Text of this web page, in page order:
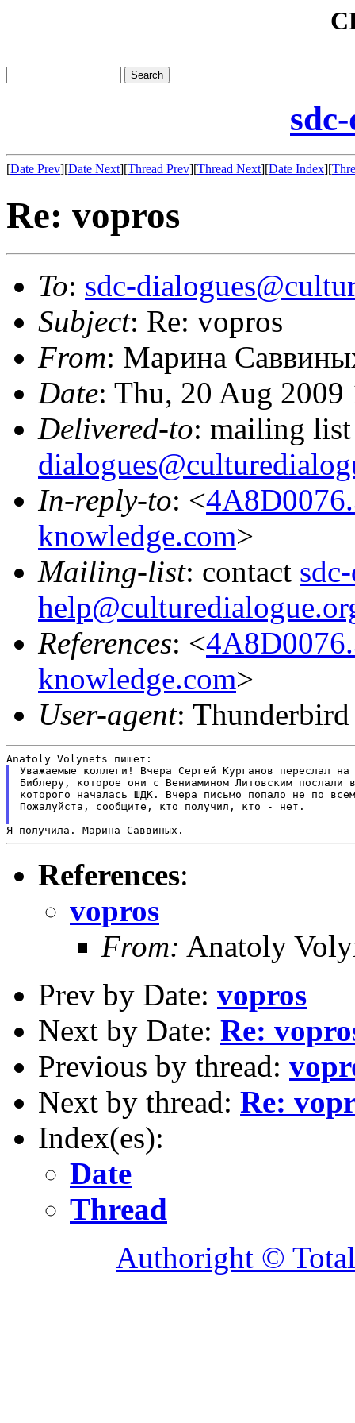
[Date Prev][Date Next][Thread Prev][Thread Next][Date Index][
Re: vopros
To: sdc-
Subject: Re: vopros
From: Марина
Date: Thu, 20 Aug
Delivered-to: mailing
In-reply-to: <
knowledge.com>
Mailing-list: contact
References: <
knowledge.com>
User-agent:
Уважаемые коллеги! Вчера Сергей Курганов переслал
Библеру, которое они с Вениамином Литовским
которого началась ШДК. Вчера письмо попало не по
Пожалуйста, сообщите, кто получил, кто - нет.
References:
vopros
From: Anatoly
Prev by Date: vopros
Next by Date: Re:
Previous by thread:
Next by thread: Re:
Index(es):
Date
Thread
Authoright ©